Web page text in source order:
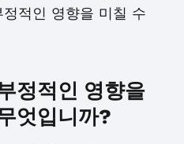
적인 영향을 미칠 수
정적인 영향을
엇입니까?